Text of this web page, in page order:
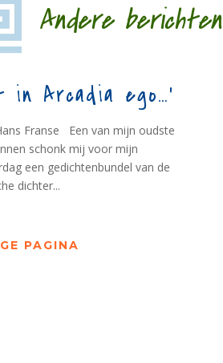
berichten
in Arcadia ego…’
Franse Een van mijn oudste
schonk mij voor mijn
een gedichtenbundel van de
dichter...
PAGINA